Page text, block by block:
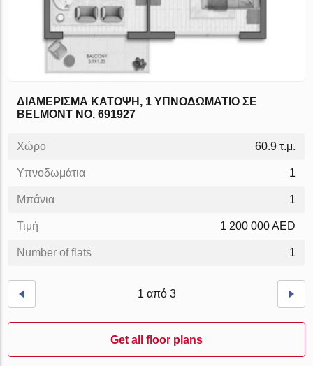
ΔΙΑΜΈΡΙΣΜΑ ΚΆΤΟΨΗ, 1 ΥΠΝΟΔΩΜΆΤΙΟ ΣΕ
BELMONT NO. 691927
Χώρο 60.9 τ.μ.
Υπνοδωμάτια 1
Μπάνια 1
Τιμή 1 200 000 AED
Number of flats 1
Get all floor plans
1 από 3